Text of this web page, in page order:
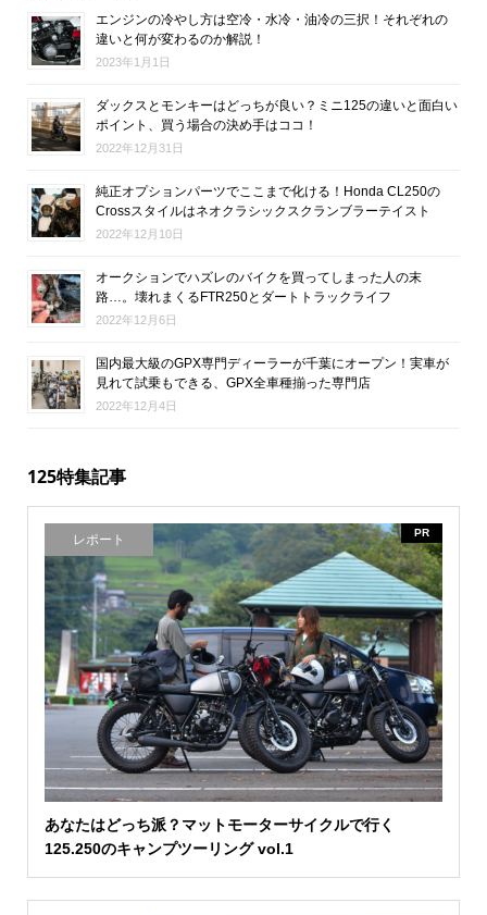
エンジンの冷やし方は空冷・水冷・油冷の三択！それぞれの
違いと何が変わるのか解説！
2023年1月1日
ダックスとモンキーはどっちが良い？ミニ125の違いと面白い
ポイント、買う場合の決め手はココ！
2022年12月31日
純正オプションパーツでここまで化ける！Honda CL250の
Crossスタイルはネオクラシックスクランブラーテイスト
2022年12月10日
オークションでハズレのバイクを買ってしまった人の末
路…。壊れまくるFTR250とダートトラックライフ
2022年12月6日
国内最大級のGPX専門ディーラーが千葉にオープン！実車が
見れて試乗もできる、GPX全車種揃った専門店
2022年12月4日
125特集記事
レポート PR
あなたはどっち派？マットモーターサイクルで行く
125.250のキャンプツーリング vol.1